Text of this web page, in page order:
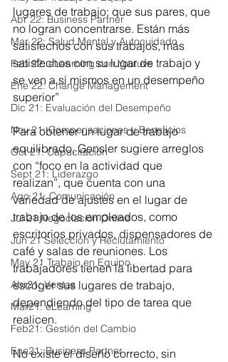
Abr 22: Business Partner
Mar 22: Salud Mental y Autocuidado
Feb 22: eLearning con Youtuve
Ene 22: Change Management
Dic 21: Evaluación del Desempeño
Nov 21: Compensaciones y Beneficios
Oct 21: Capacitación
Sept 21: Liderazgo
Ago 21: Comunicación
Jul 21 Negociación Online
Jun 21 Selección y Reclutamiento
May 21 Trabajo en Equipo
Abr21: Ventas
Mar21: eLearning
Feb21: Gestión del Cambio
Ene21: Business Partner
lugares de trabajo; que sus pares, que
no logran concentrarse. Están más
satisfechos con sus trabajos, más
satisfechos con su lugar de trabajo y
se ven a sí mismos en un desempeño
superior”
Para obtener un lugar de trabajo
equilibrado, Gensler sugiere arreglos
con “foco en la actividad que
realizan”, que cuenta con una
variedad de ajustes en el lugar de
trabajo de los empleados, como
escritorios privados, dispensadores de
café y salas de reuniones. Los
trabajadores tienen la libertad para
escoger sus lugares de trabajo,
dependiendo del tipo de tarea que
realicen.
No existe el diseño correcto, sin